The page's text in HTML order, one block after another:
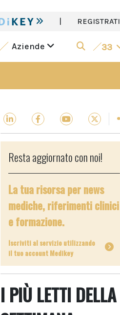
| REGISTRATI
Aziende 33
Resta aggiornato con noi!
La tua risorsa per news
mediche, riferimenti clinici
e formazione.
Iscriviti al servizio utilizzando
il tuo account Medikey
I PIÙ LETTI DELLA